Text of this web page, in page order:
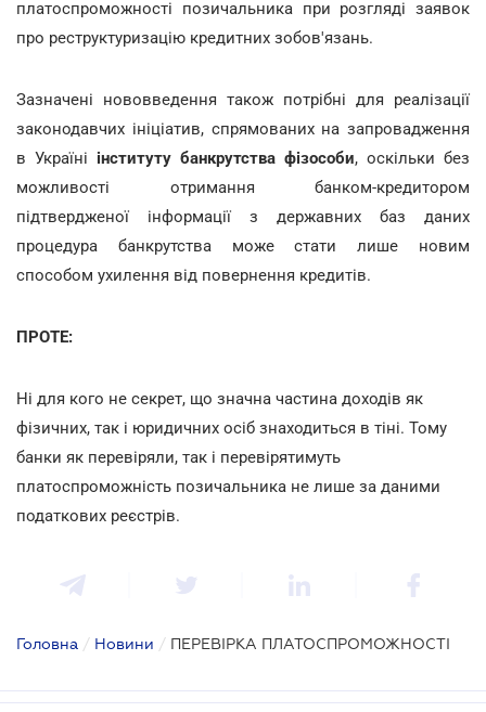
платоспроможності позичальника при розгляді заявок
про реструктуризацію кредитних зобов'язань.
Зазначені нововведення також потрібні для реалізації
законодавчих ініціатив, спрямованих на запровадження
в Україні інституту банкрутства фізособи, оскільки без
можливості отримання банком-кредитором
підтвердженої інформації з державних баз даних
процедура банкрутства може стати лише новим
способом ухилення від повернення кредитів.
ПРОТЕ:
Ні для кого не секрет, що значна частина доходів як
фізичних, так і юридичних осіб знаходиться в тіні. Тому
банки як перевіряли, так і перевірятимуть
платоспроможність позичальника не лише за даними
податкових реєстрів.
Головна / Новини / ПЕРЕВІРКА ПЛАТОСПРОМОЖНОСТІ